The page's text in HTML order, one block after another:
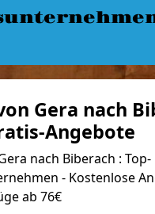
Gera nach
Angebote
nach Biberach : Top-
- Kostenlose
ab 76€